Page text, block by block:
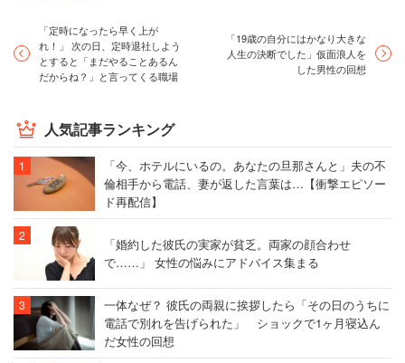
「定時になったら早く上が
れ！」 次の日、定時退社しよう
とすると「まだやることあるん
だからね？」と言ってくる職場
「19歳の自分にはかなり大きな
人生の決断でした」仮面浪人を
した男性の回想
人気記事ランキング
「今、ホテルにいるの。あなたの旦那さんと」夫の不
倫相手から電話、妻が返した言葉は…【衝撃エピソー
ド再配信】
「婚約した彼氏の実家が貧乏。両家の顔合わせ
で……」 女性の悩みにアドバイス集まる
一体なぜ？ 彼氏の両親に挨拶したら「その日のうちに
電話で別れを告げられた」 ショックで1ヶ月寝込ん
だ女性の回想